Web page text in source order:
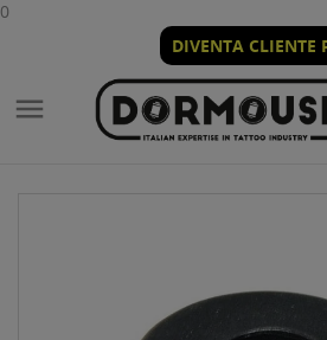
0
DIVENTA CLIENTE
